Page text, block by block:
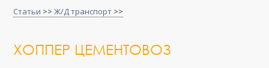
Статьи >>Ж/Д транспорт >>
ХОППЕР ЦЕМЕНТОВОЗ